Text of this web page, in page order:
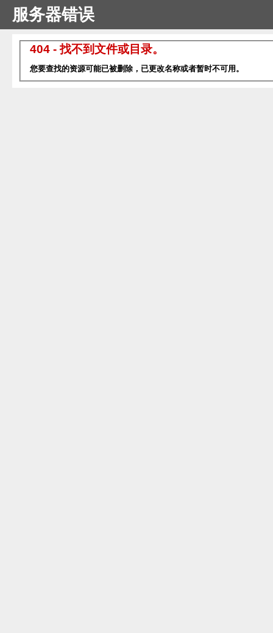
服务器错误
404 - 找不到文件或目录。
您要查找的资源可能已被删除，已更改名称或者暂时不可用。